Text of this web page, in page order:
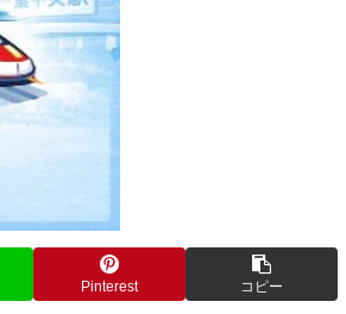
Pinterest コピー